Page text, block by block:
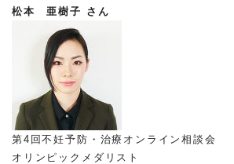
松本 亜樹子 さん
第4回不妊予防・治療オンライン相談会
オリンピックメダリスト